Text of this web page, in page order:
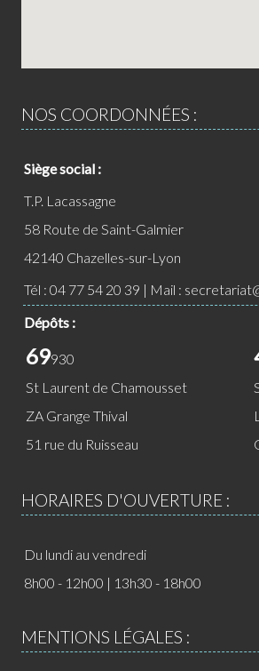
NOS COORDONNÉES :
Siège social :
T.P. Lacassagne
58 Route de Saint-Galmier
42140 Chazelles-sur-Lyon
Tél :04 77 54 20 39 | Mail :
Dépôts :
69930
St Laurent de Chamousset
ZA Grange Thival
51 rue du Ruisseau
HORAIRES D'OUVERTURE :
Du lundi au vendredi
8h00 - 12h00 | 13h30 - 18h00
MENTIONS LÉGALES :